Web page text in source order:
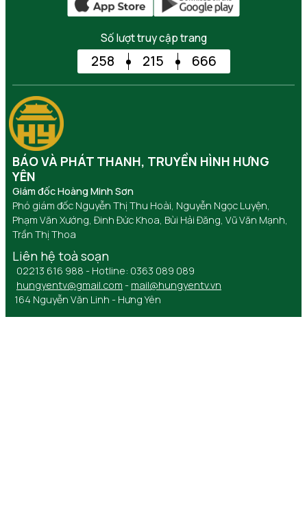
Số lượt truy cập trang
258 215 666
BÁO VÀ PHÁT THANH, TRUYỀN HÌNH HƯNG
YÊN
Giám đốc Hoàng Minh Sơn
Phó giám đốc Nguyễn Thị Thu Hoài, Nguyễn Ngọc Luyện,
Phạm Văn Xướng, Đinh Đức Khoa, Bùi Hải Đăng, Vũ Văn Mạnh,
Trần Thị Thoa
Liên hệ toà soạn
02213 616 988 - Hotline: 0363 089 089
hungyentv@gmail.com - mail@hungyentv.vn
164 Nguyễn Văn Linh - Hưng Yên